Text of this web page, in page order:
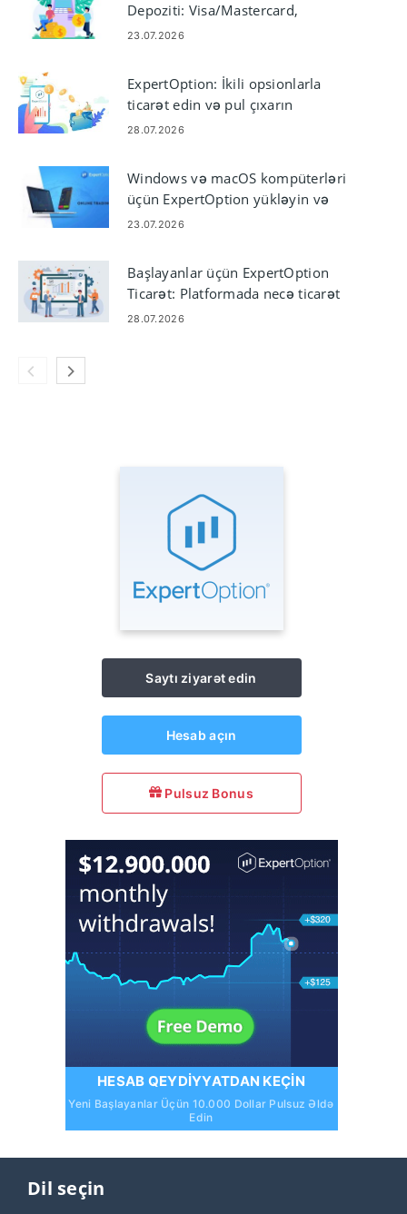
Depoziti: Visa/Mastercard,
E‑Payments & Crypto
23.07.2026
ExpertOption: İkili opsionlarla
ticarət edin və pul çıxarın
28.07.2026
Windows və macOS kompüterləri
üçün ExpertOption yükləyin və
quraşdırın
23.07.2026
Başlayanlar üçün ExpertOption
Ticarət: Platformada necə ticarət
etmək olar
28.07.2026
Saytı ziyarət edin
Hesab açın
Pulsuz Bonus
HESAB QEYDIYYATDAN KEÇIN
Yeni Başlayanlar Üçün 10.000 Dollar Pulsuz Əldə
Edin
Dil seçin